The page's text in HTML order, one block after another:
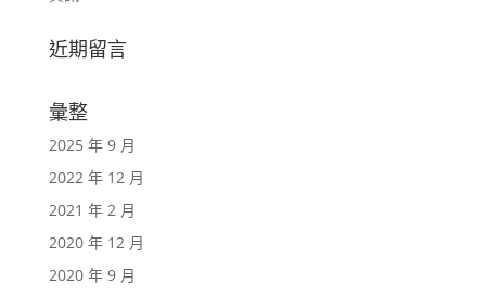
近期留言
彙整
2025 年 9 月
2022 年 12 月
2021 年 2 月
2020 年 12 月
2020 年 9 月